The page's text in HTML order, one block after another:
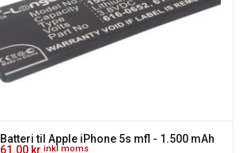
Batteri til Apple iPhone 5s mfl - 1.500 mAh
61.00 kr.inkl moms